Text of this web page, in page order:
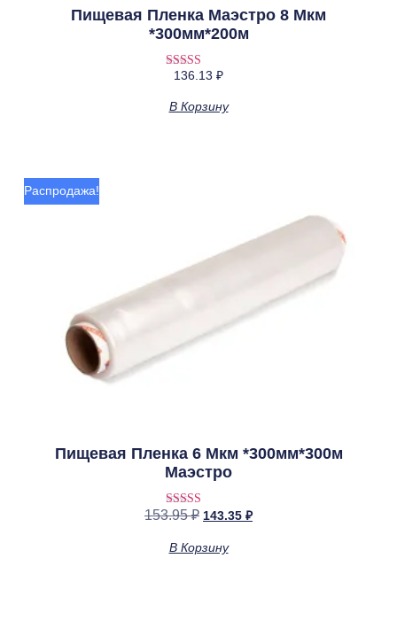
Пищевая Пленка Маэстро 8 Мкм
*300мм*200м
Оценка
из 5
136.13 ₽
В Корзину
Распродажа!
Пищевая Пленка 6 Мкм *300мм*300м
Маэстро
Оценка
153.95₽ 143.35 ₽
В Корзину